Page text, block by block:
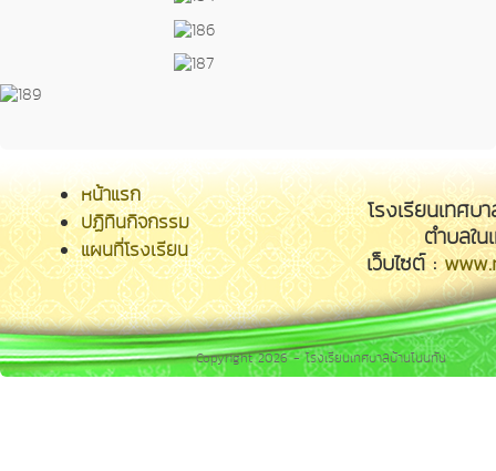
Copyright 2026 - โรงเรียนเทศบาลบ้านโนนทัน
หน้าแรก
ปฏิทินกิจกรรม
แผนที่โรงเรียน
โรงเรียนเทศ
ตำบลใ
เว็บไซต์ :